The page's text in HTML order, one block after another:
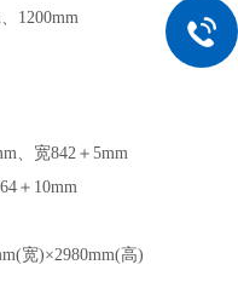
1200mm
、宽842＋5mm
＋10mm
宽)×2980mm(高)